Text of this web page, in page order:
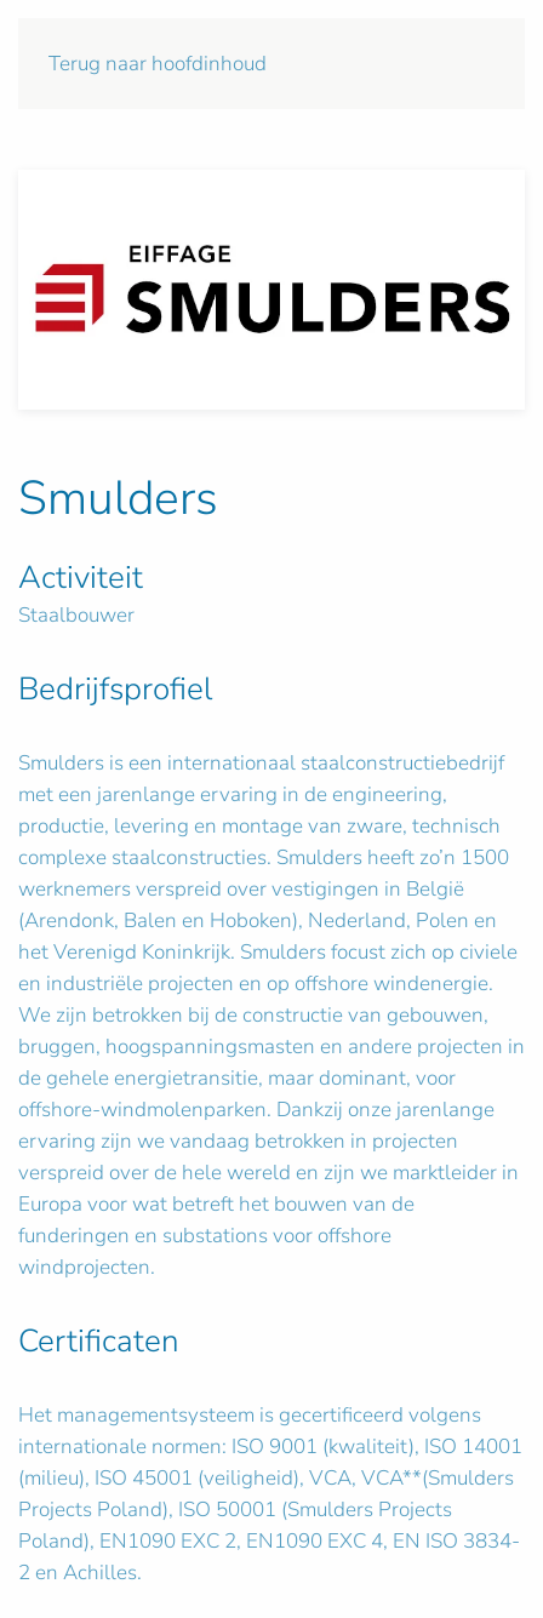
Terug naar hoofdinhoud
Smulders
Activiteit
Staalbouwer
Bedrijfsprofiel
Smulders is een internationaal staalconstructiebedrijf
met een jarenlange ervaring in de engineering,
productie, levering en montage van zware, technisch
complexe staalconstructies. Smulders heeft zo’n 1500
werknemers verspreid over vestigingen in België
(Arendonk, Balen en Hoboken), Nederland, Polen en
het Verenigd Koninkrijk. Smulders focust zich op civiele
en industriële projecten en op offshore windenergie.
We zijn betrokken bij de constructie van gebouwen,
bruggen, hoogspanningsmasten en andere projecten in
de gehele energietransitie, maar dominant, voor
offshore-windmolenparken. Dankzij onze jarenlange
ervaring zijn we vandaag betrokken in projecten
verspreid over de hele wereld en zijn we marktleider in
Europa voor wat betreft het bouwen van de
funderingen en substations voor offshore
windprojecten.
Certificaten
Het managementsysteem is gecertificeerd volgens
internationale normen: ISO 9001 (kwaliteit), ISO 14001
(milieu), ISO 45001 (veiligheid), VCA, VCA**(Smulders
Projects Poland), ISO 50001 (Smulders Projects
Poland), EN1090 EXC 2, EN1090 EXC 4, EN ISO 3834-
2 en Achilles.